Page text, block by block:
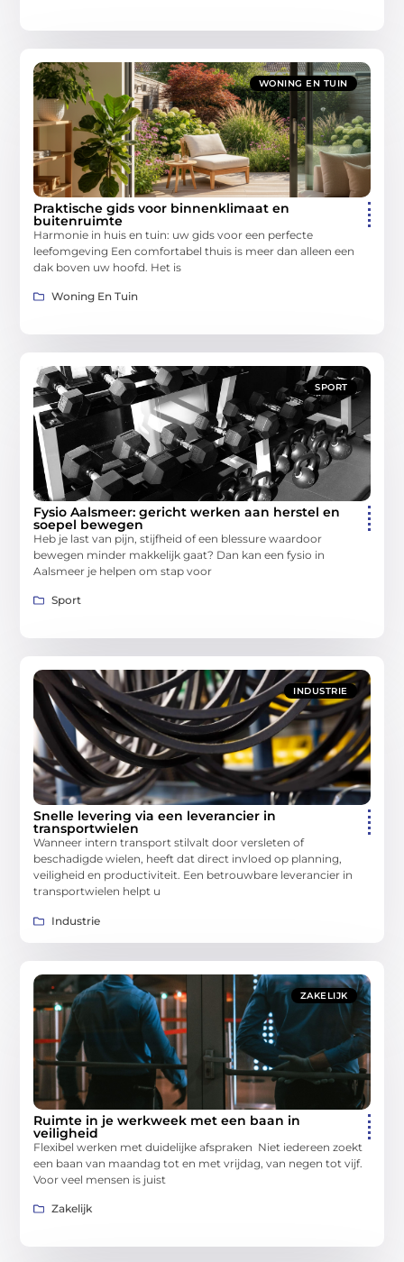
WONING EN TUIN
Praktische gids voor binnenklimaat en
buitenruimte
Harmonie in huis en tuin: uw gids voor een perfecte
leefomgeving Een comfortabel thuis is meer dan alleen een
dak boven uw hoofd. Het is
Woning En Tuin
SPORT
Fysio Aalsmeer: gericht werken aan herstel en
soepel bewegen
Heb je last van pijn, stijfheid of een blessure waardoor
bewegen minder makkelijk gaat? Dan kan een fysio in
Aalsmeer je helpen om stap voor
Sport
INDUSTRIE
Snelle levering via een leverancier in
transportwielen
Wanneer intern transport stilvalt door versleten of
beschadigde wielen, heeft dat direct invloed op planning,
veiligheid en productiviteit. Een betrouwbare leverancier in
transportwielen helpt u
Industrie
ZAKELIJK
Ruimte in je werkweek met een baan in
veiligheid
Flexibel werken met duidelijke afspraken Niet iedereen zoekt
een baan van maandag tot en met vrijdag, van negen tot vijf.
Voor veel mensen is juist
Zakelijk